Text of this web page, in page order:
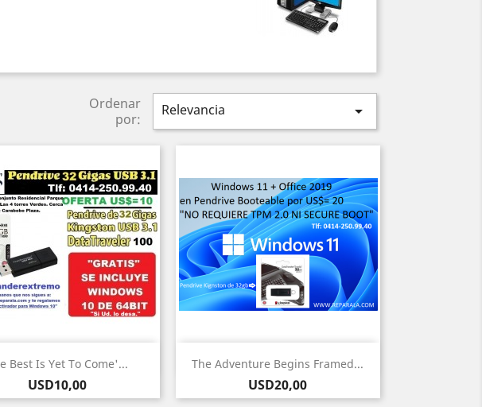
Ordenar
por:
Relevancia 
Best Is Yet To Come'...
Precio
USD10,00
Vista rápida The Adventure Begins Framed...
Precio
USD20,00
Vista rápida